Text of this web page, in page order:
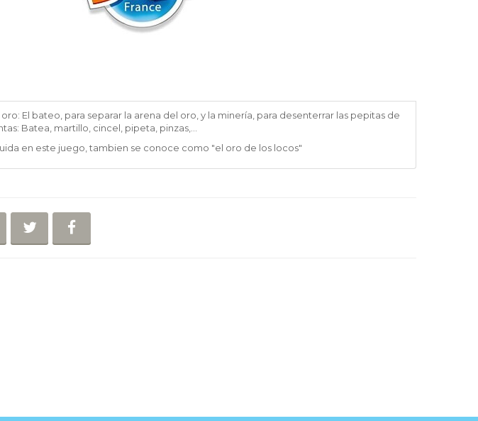
El bateo, para separar la arena del oro, y la minería, para desenterrar las pepitas de
Batea, martillo, cincel, pipeta, pinzas,...
en este juego, tambien se conoce como "el oro de los locos"
EN PINTEREST
COMPARTIR EN LINKEDIN
COMPARTIR EN TWITTER